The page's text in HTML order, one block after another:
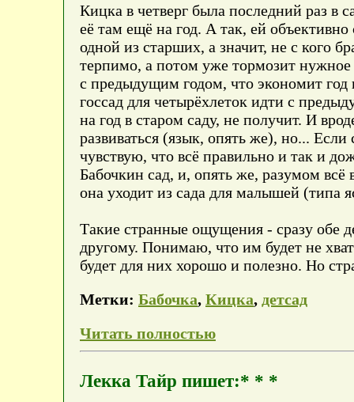
Кицка в четверг была последний раз в
её там ещё на год. А так, ей
одной из старших, а значит, не с кого
терпимо, а потом уже тормозит нужное
с предыдущим годом, что экономит год
госсад для четырёхлеток идти с
на год в старом саду, не получит. И
развиваться (язык, опять же), но...
чувствую, что всё правильно и так и
Бабочкин сад, и, опять же, разумом
она уходит из сада для малышей (типа
Такие странные ощущения - сразу обе
другому. Понимаю, что им будет не
будет для них хорошо и полезно. Но
Метки: Бабочка, Кицка, детсад
Читать полностью
Лекка Тайр пишет:* * *